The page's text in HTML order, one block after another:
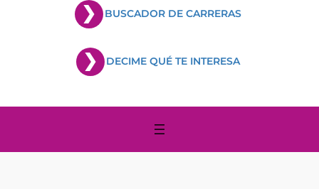
BUSCADOR DE CARRERAS
DECIME QUÉ TE INTERESA